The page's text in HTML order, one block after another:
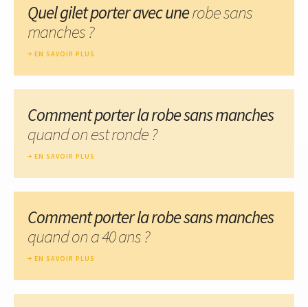
Quel gilet porter avec unerobe sans
manches ?
EN SAVOIR PLUS
Comment porter la robe sans manches
quand on est ronde ?
EN SAVOIR PLUS
Comment porter la robe sans manches
quand on a 40 ans ?
EN SAVOIR PLUS